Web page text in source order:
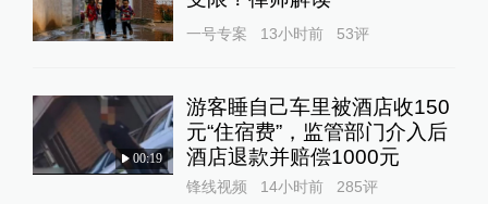
一号专案 13小时前 53评
00:19
游客睡自己车里被酒店收150
元“住宿费”，监管部门介入后
酒店退款并赔偿1000元
锋线视频 14小时前 285评